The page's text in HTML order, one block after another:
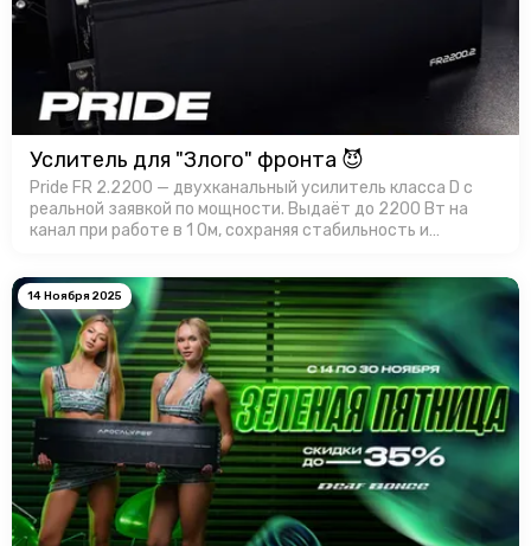
Услитель для "Злого" фронта 😈
Pride FR 2.2200 — двухканальный усилитель класса D с
реальной заявкой по мощности. Выдаёт до 2200 Вт на
канал при работе в 1 Ом, сохраняя стабильность и
теплоотвод, а продуманная …
14 Ноября 2025